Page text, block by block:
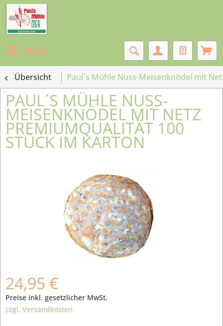
Menü
Übersicht Paul´s Mühle Nuss-Meisenknödel mit
PAUL´S MÜHLE NUSS-
MEISENKNÖDEL MIT NETZ
PREMIUMQUALITÄT 100
STÜCK IM KARTON
24,95 €
Preise inkl. gesetzlicher MwSt.
zzgl. Versandkosten